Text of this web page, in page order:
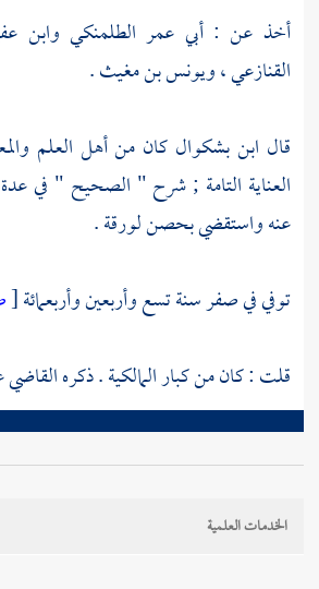
أخذ عن :أبي عمر الطلمنكي وابن
القنازعي،ويونس بن مغيث.
قال ابن بشكوال كان من أهل العلم
العناية التامة ; شرح " الصحيح " في
عنه واستقضي بحصن لورقة .
توفي في صفر سنة تسع وأربعين وأربعمائة[
قلت : كان من كبار المالكية . ذكره
الخدمات العلمية